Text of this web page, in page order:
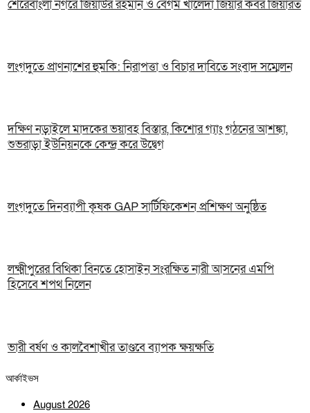
শেরেবাংলা নগরে জিয়াউর রহমান ও বেগম খালেদা জিয়ার কবর জিয়ারত
লংগদুতে প্রাণনাশের হুমকি: নিরাপত্তা ও বিচার দাবিতে সংবাদ সম্মেলন
দক্ষিণ নড়াইলে মাদকের ভয়াবহ বিস্তার, কিশোর গ্যাং গঠনের আশঙ্কা,
শুভরাড়া ইউনিয়নকে কেন্দ্র করে উদ্বেগ
লংগদুতে দিনব্যাপী কৃষক GAP সার্টিফিকেশন প্রশিক্ষণ অনুষ্ঠিত
লক্ষ্মীপুরের বিথিকা বিনতে হোসাইন সংরক্ষিত নারী আসনের এমপি
হিসেবে শপথ নিলেন
ভারী বর্ষণ ও কালবৈশাখীর তাণ্ডবে ব্যাপক ক্ষয়ক্ষতি
আর্কাইভস
August 2026